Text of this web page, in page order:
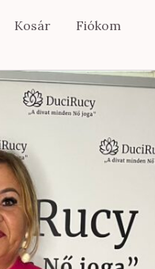
Kosár Fiókom